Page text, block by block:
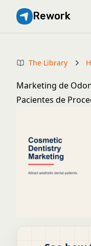
Rework
The Library
Marketing de
Pacientes de